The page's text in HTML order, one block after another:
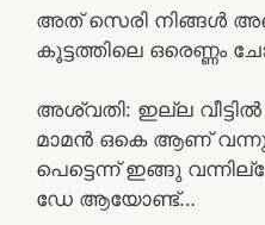
അത് സെരി നിങ്ങൾ
കൂട്ടത്തിലെ ഒരെണ്ണം
അശ്വതി: ഇല്ല വീട്ടിൽ
മാമൻ ഒകെ ആണ്
പെട്ടെന്ന് ഇങ്ങു
ഡേ ആയോണ്ട്…